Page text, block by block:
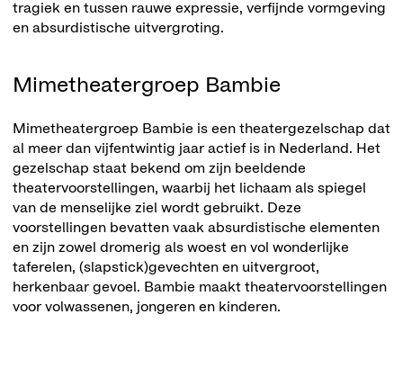
tragiek en tussen rauwe expressie, verfijnde vormgeving
en absurdistische uitvergroting.
Mimetheatergroep Bambie
Mimetheatergroep Bambie is een theatergezelschap dat
al meer dan vijfentwintig jaar actief is in Nederland. Het
gezelschap staat bekend om zijn beeldende
theatervoorstellingen, waarbij het lichaam als spiegel
van de menselijke ziel wordt gebruikt. Deze
voorstellingen bevatten vaak absurdistische elementen
en zijn zowel dromerig als woest en vol wonderlijke
taferelen, (slapstick)gevechten en uitvergroot,
herkenbaar gevoel. Bambie maakt theatervoorstellingen
voor volwassenen, jongeren en kinderen.